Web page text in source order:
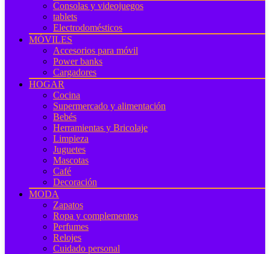
Consolas y videojuegos
tablets
Electrodomésticos
MÓVILES
Accesorios para móvil
Power banks
Cargadores
HOGAR
Cocina
Supermercado y alimentación
Bebés
Herramientas y Bricolaje
Limpieza
Juguetes
Mascotas
Café
Decoración
MODA
Zapatos
Ropa y complementos
Perfumes
Relojes
Cuidado personal